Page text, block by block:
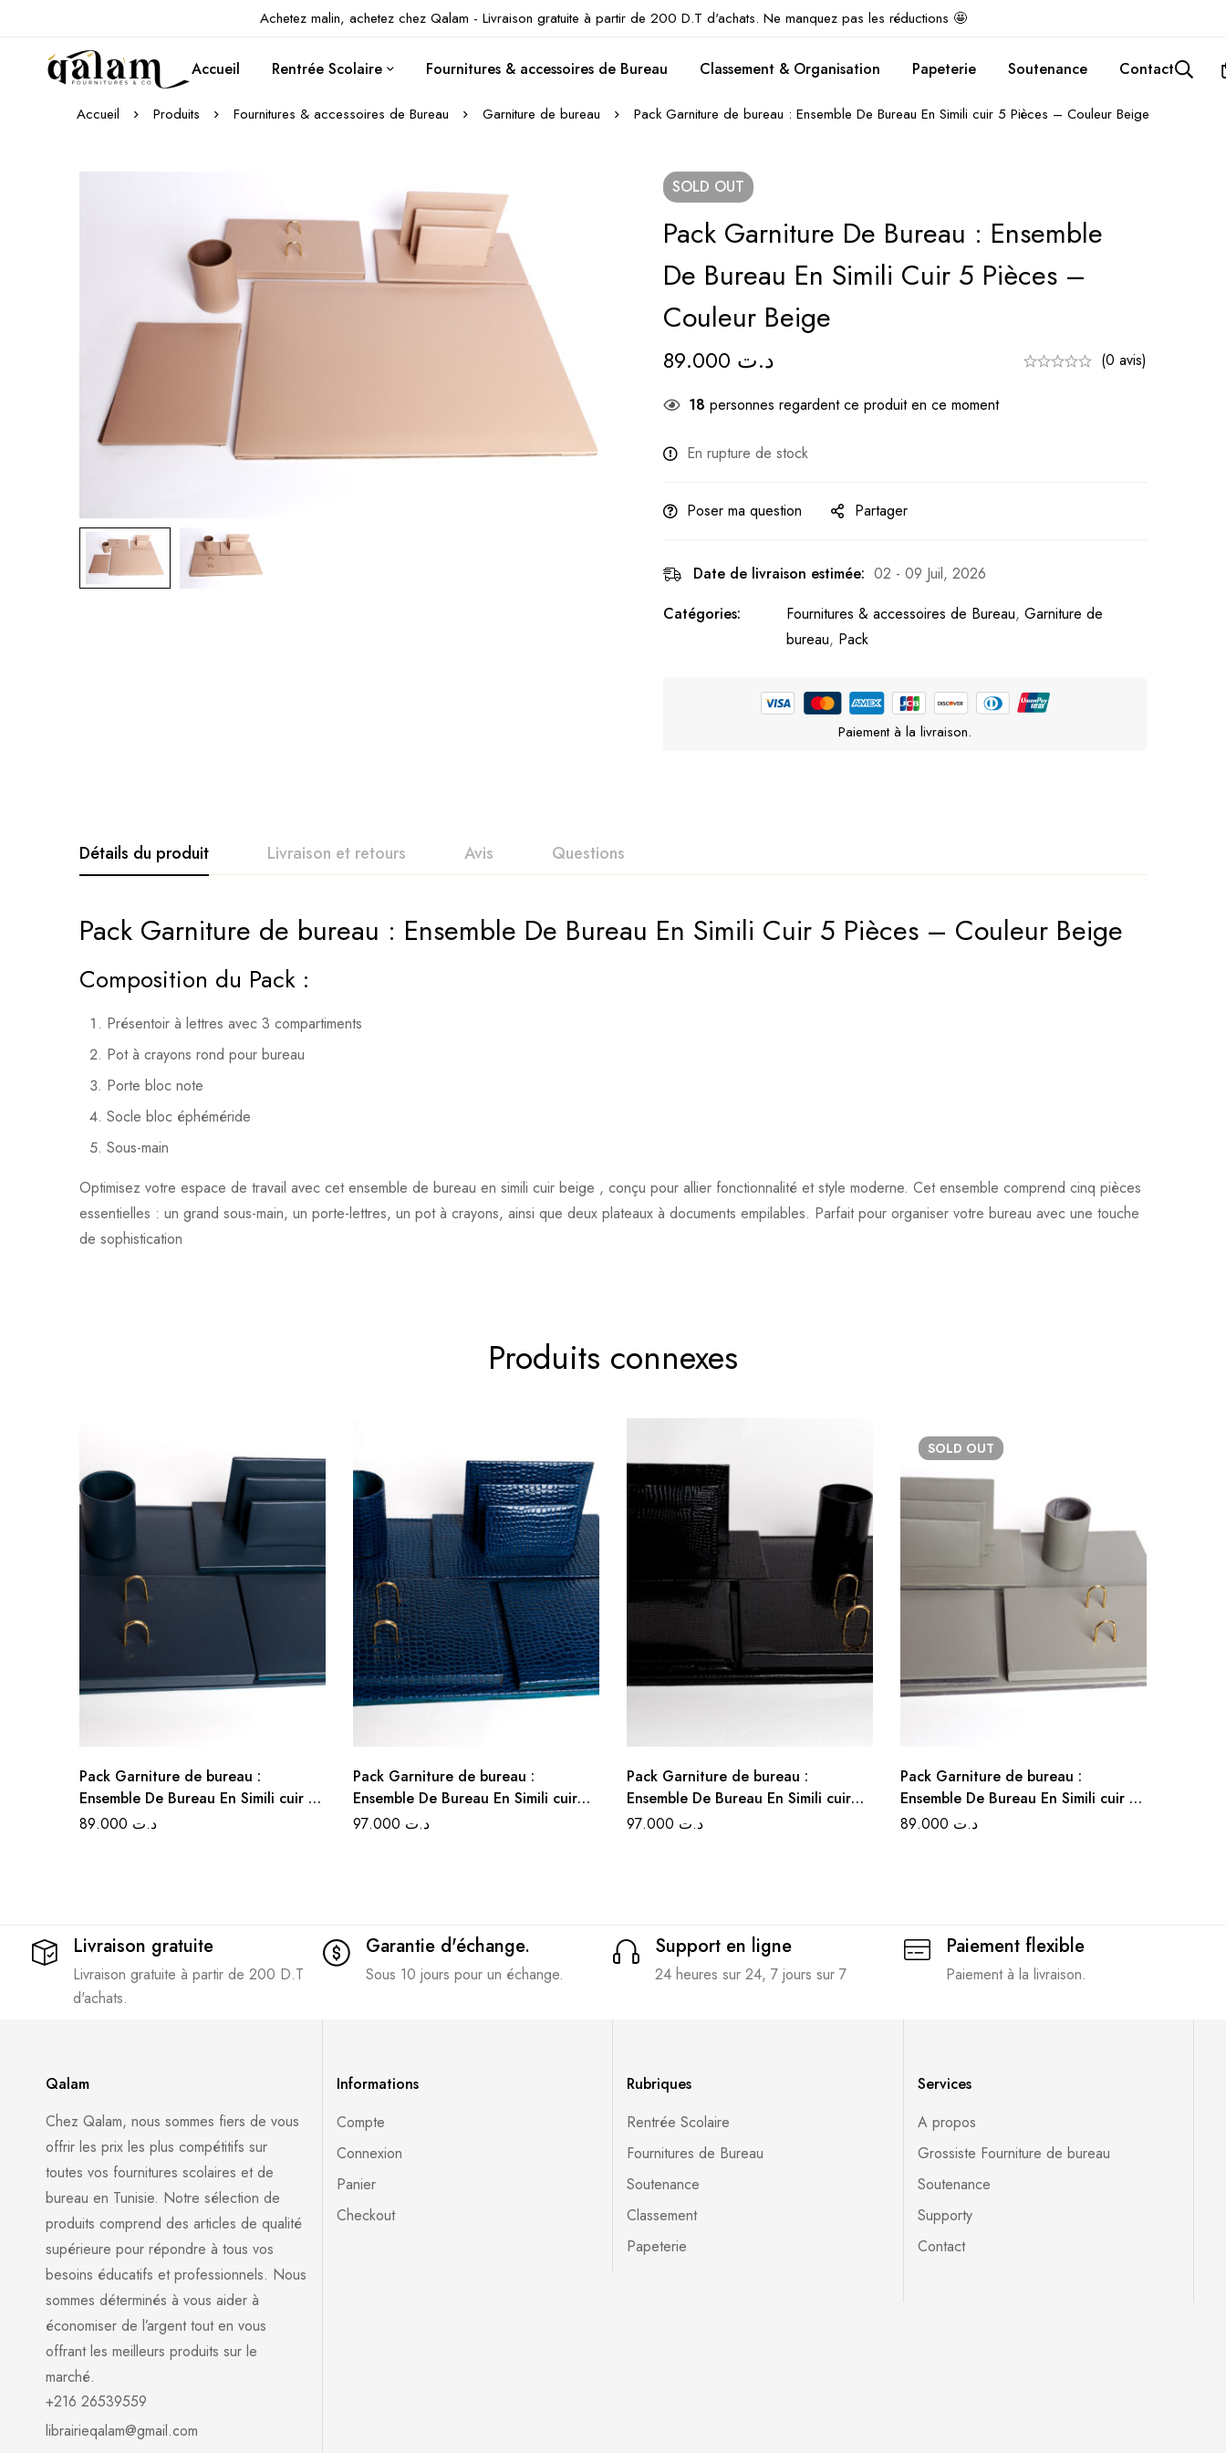
Achetez malin, achetez chez Qalam - Livraison gratuite à partir de 200 D.T d'achats. Ne manquez pas les réductions 🤩
Accueil Rentrée Scolaire Fournitures & accessoires de Bureau Classement & Organisation Papeterie Soutenance Contact
Accueil Produits Fournitures & accessoires de Bureau Garniture de bureau Pack Garniture de bureau : Ensemble De Bureau En Simili cuir 5 Pièces – Couleur Beige
SOLD OUT
Pack Garniture De Bureau : Ensemble
De Bureau En Simili Cuir 5 Pièces –
Couleur Beige
د.ت (0 avis)
18 personnes regardent ce produit en ce moment
En rupture de stock
Poser ma question Partager
Date de livraison estimée: 02 - 09 Juil, 2026
Catégories:
Fournitures & accessoires de Bureau, Garniture de
bureau, Pack
Paiement à la livraison.
Détails du produit Livraison et retours Avis Questions
Pack Garniture de bureau : Ensemble De Bureau En Simili Cuir 5 Pièces – Couleur Beige
Composition du Pack :
Présentoir à lettres avec 3 compartiments
Pot à crayons rond pour bureau
Porte bloc note
Socle bloc éphéméride
Sous-main
Optimisez votre espace de travail avec cet ensemble de bureau en simili cuir beige , conçu pour allier fonctionnalité et style moderne. Cet ensemble comprend cinq pièces
essentielles : un grand sous-main, un porte-lettres, un pot à crayons, ainsi que deux plateaux à documents empilables. Parfait pour organiser votre bureau avec une touche
de sophistication
Produits connexes
Pack Garniture de bureau :
Ensemble De Bureau En Simili cuir 5
Pièces – Couleur Bleu Marine
د.ت
Pack Garniture de bureau :
Ensemble De Bureau En Simili cuir
Croco 5 Pièces – Couleur Bleu
د.ت
Pack Garniture de bureau :
Ensemble De Bureau En Simili cuir
Croco 5 Pièces – Couleur Noir
د.ت
SOLD OUT
Pack Garniture de bureau :
Ensemble De Bureau En Simili cuir 5
Pièces – Couleur Gris Clair
د.ت
Livraison gratuite
Livraison gratuite à partir de 200 D.T
d'achats.
Garantie d'échange.
Sous 10 jours pour un échange.
Support en ligne
24 heures sur 24, 7 jours sur 7
Paiement flexible
Paiement à la livraison.
Qalam
Chez Qalam, nous sommes fiers de vous
offrir les prix les plus compétitifs sur
toutes vos fournitures scolaires et de
bureau en Tunisie. Notre sélection de
produits comprend des articles de qualité
supérieure pour répondre à tous vos
besoins éducatifs et professionnels. Nous
sommes déterminés à vous aider à
économiser de l’argent tout en vous
offrant les meilleurs produits sur le
marché.
+216 26539559
librairieqalam@gmail.com
Informations
Compte
Connexion
Panier
Checkout
Rubriques
Rentrée Scolaire
Fournitures de Bureau
Soutenance
Classement
Papeterie
Services
A propos
Grossiste Fourniture de bureau
Soutenance
Supporty
Contact